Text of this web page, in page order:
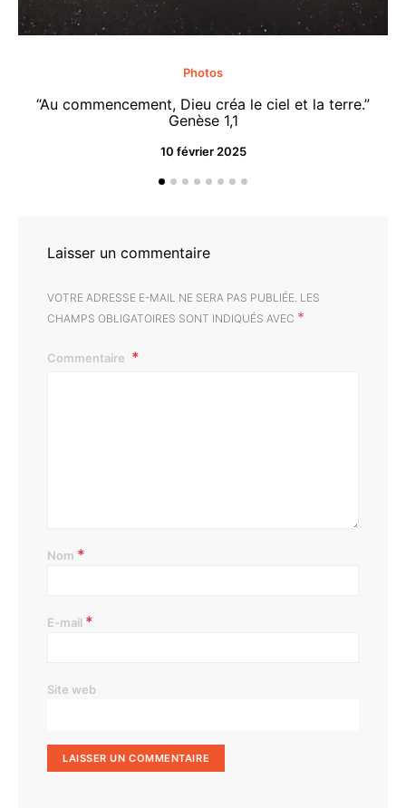
Photos
“Au commencement, Dieu créa le ciel et la terre.”
Genèse 1,1
10 février 2025
Laisser un commentaire
VOTRE ADRESSE E-MAIL NE SERA PAS PUBLIÉE. LES
CHAMPS OBLIGATOIRES SONT INDIQUÉS AVEC *
Commentaire
Nom *
E-mail *
Site web